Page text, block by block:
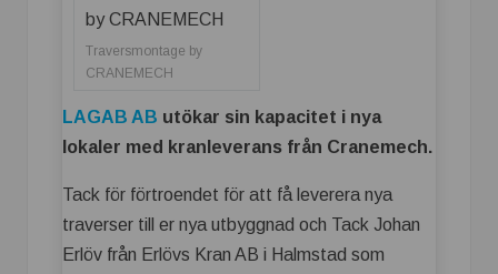
Traversmontage by
CRANEMECH
LAGAB AB utökar sin kapacitet i nya
lokaler med kranleverans från Cranemech.
Tack för förtroendet för att få leverera nya
traverser till er nya utbyggnad och Tack Johan
Erlöv från Erlövs Kran AB i Halmstad som